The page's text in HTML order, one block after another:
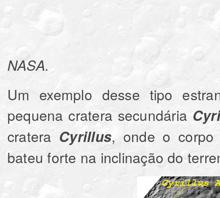
NASA.
Um exemplo desse tipo
pequena cratera secundária
cratera Cyrillus, onde o corpo
bateu forte na inclinação do